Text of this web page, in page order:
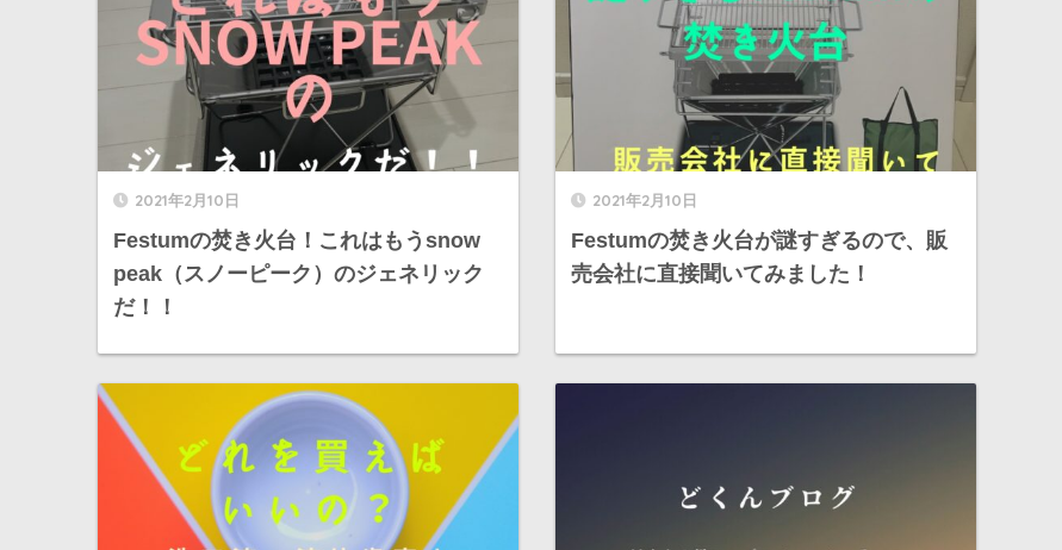
2021年2月10日
Festumの焚き火台！これはもうsnow
peak（スノーピーク）のジェネリック
だ！！
2021年2月10日
Festumの焚き火台が謎すぎるので、販
売会社に直接聞いてみました！